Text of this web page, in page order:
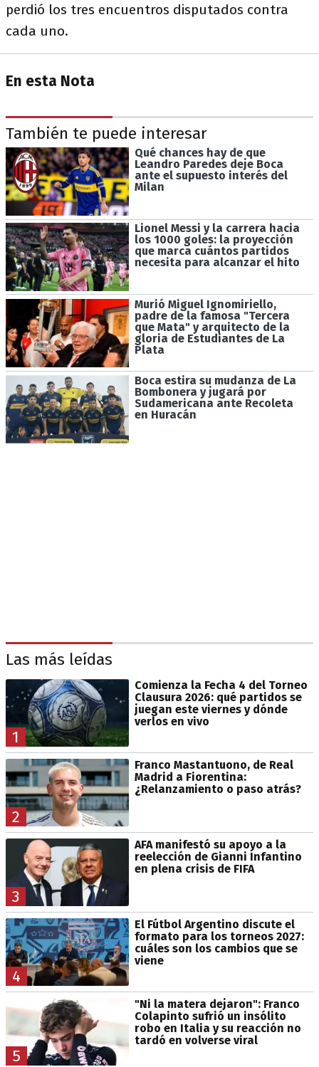
perdió los tres encuentros disputados contra
cada uno.
En esta Nota
También te puede interesar
Qué chances hay de que
Leandro Paredes deje Boca
ante el supuesto interés del
Milan
Lionel Messi y la carrera hacia
los 1000 goles: la proyección
que marca cuántos partidos
necesita para alcanzar el hito
Murió Miguel Ignomiriello,
padre de la famosa "Tercera
que Mata" y arquitecto de la
gloria de Estudiantes de La
Plata
Boca estira su mudanza de La
Bombonera y jugará por
Sudamericana ante Recoleta
en Huracán
Las más leídas
1
Comienza la Fecha 4 del Torneo
Clausura 2026: qué partidos se
juegan este viernes y dónde
verlos en vivo
2
Franco Mastantuono, de Real
Madrid a Fiorentina:
¿Relanzamiento o paso atrás?
3
AFA manifestó su apoyo a la
reelección de Gianni Infantino
en plena crisis de FIFA
4
El Fútbol Argentino discute el
formato para los torneos 2027:
cuáles son los cambios que se
viene
5
"Ni la matera dejaron": Franco
Colapinto sufrió un insólito
robo en Italia y su reacción no
tardó en volverse viral